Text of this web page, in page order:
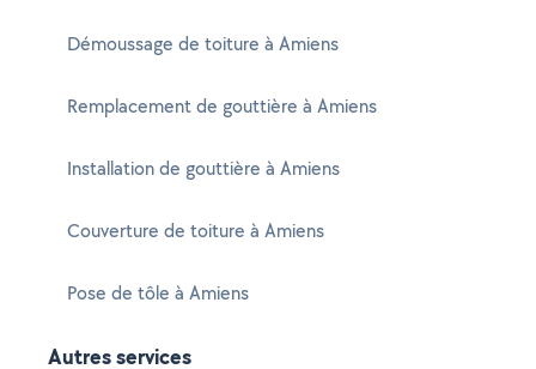
Démoussage de toiture à Amiens
Remplacement de gouttière à Amiens
Installation de gouttière à Amiens
Couverture de toiture à Amiens
Pose de tôle à Amiens
Autres services